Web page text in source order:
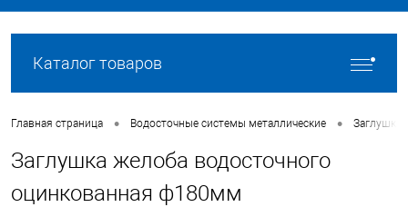
Каталог товаров
Главная страница • Водосточные системы металлические • Заглушки
Заглушка желоба водосточного
оцинкованная ф180мм